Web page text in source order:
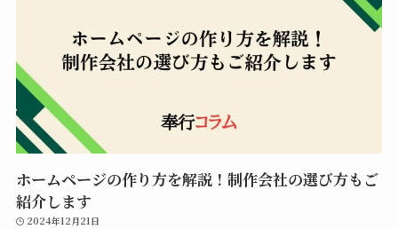
ホームページの作り方を解説！制作会社の選び方もご
紹介します
2024年12月21日